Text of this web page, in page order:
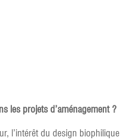
les projets d’aménagement ?
l’intérêt du design biophilique